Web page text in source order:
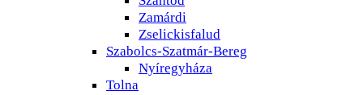
Zamárdi
Zselickisfalud
Szabolcs-Szatmár-Bereg
Nyíregyháza
Tolna